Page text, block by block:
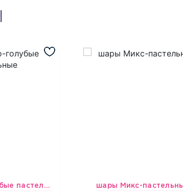
шары Бело-голубые пастельные
1637 шары Микс- 1637